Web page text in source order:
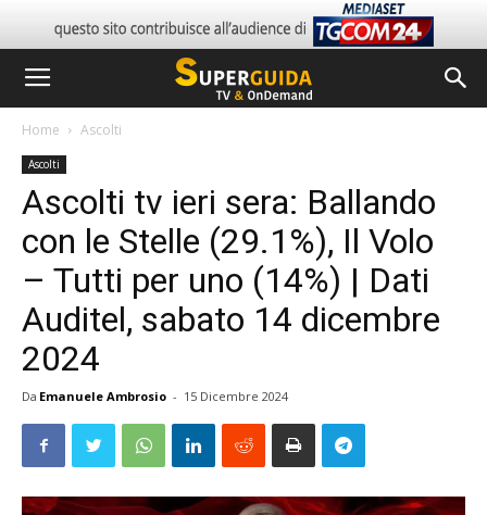
Home Ascolti
Ascolti
Ascolti tv ieri sera: Ballando
con le Stelle (29.1%), Il Volo
– Tutti per uno (14%) | Dati
Auditel, sabato 14 dicembre
2024
Da Emanuele Ambrosio - 15 Dicembre 2024